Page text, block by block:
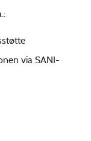
via SANI-